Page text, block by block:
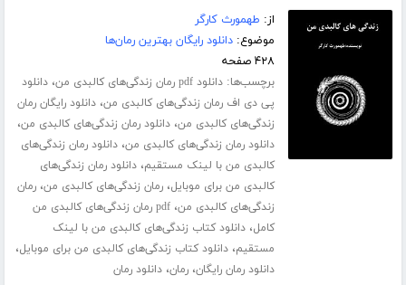
از: طهمورث کارگر
موضوع:دانلود رایگان بهترین رمان‌ها
۴۲۸ صفحه
برچسب‌ها:دانلود pdf رمان زندگی‌های کالبدی من ،دانلود
پی دی اف رمان زندگی‌های کالبدی من،دانلود رایگان رمان
زندگی‌های کالبدی من،دانلود رمان زندگی‌های کالبدی من،
دانلود رمان زندگی‌های کالبدی من،دانلود رمان زندگی‌های
کالبدی من با لینک مستقیم،دانلود رمان زندگی‌های
کالبدی من برای موبایل،رمان زندگی‌های کالبدی من،رمان
زندگی‌های کالبدی من،
pdf رمان زندگی‌های کالبدی من
کامل،دانلود کتاب زندگی‌های کالبدی من با لینک
مستقیم،دانلود کتاب زندگی‌های کالبدی من برای موبایل،
دانلود رمان رایگان،رمان،دانلود رمان